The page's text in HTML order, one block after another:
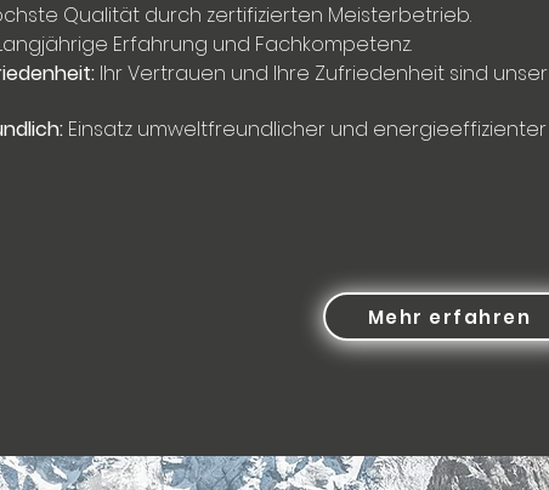
Qualität durch zertifizierten Meisterbetrieb.
Erfahrung und Fachkompetenz.
Ihr Vertrauen und Ihre Zufriedenheit sind unser
Einsatz umweltfreundlicher und energieeffizienter
Mehr erfahren